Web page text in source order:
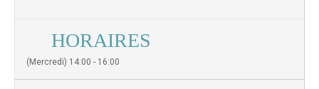
HORAIRES
(Mercredi) 14:00 - 16:00